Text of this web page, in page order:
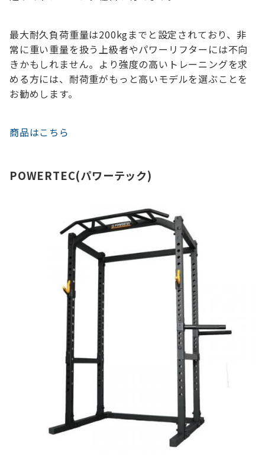
最大耐久負荷重量は200kgまでと設定されており、非
常に重い重量を扱う上級者やパワーリフターには不向
きかもしれません。より強度の高いトレーニングを求
める方には、耐荷重がもっと高いモデルを選ぶことを
お勧めします。
商品はこちら
POWERTEC(パワーテック)